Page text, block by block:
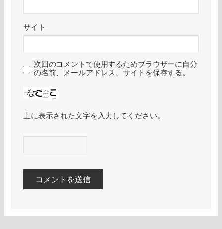
サイト
次回のコメントで使用するためブラウザーに自分
の名前、メールアドレス、サイトを保存する。
上に表示された文字を入力してください。